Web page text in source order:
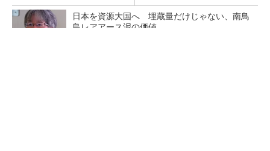
日本を資源大国へ 埋蔵量だけじゃない、南鳥
島レアアース泥の価値